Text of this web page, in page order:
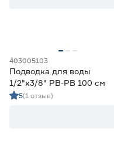
403005103
Подводка для воды
1/2"х3/8" РВ‑РВ 100 см
5(1 отзыв)